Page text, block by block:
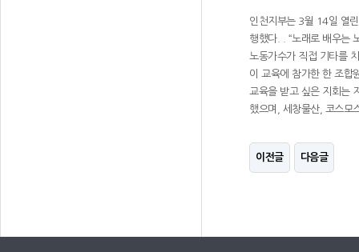
인천지부는 3월 14일 열
행했다. . “노래로 배우는
노동가수가 직접 기타를
이 교육에 참가한 한 조합
교육을 받고 싶은 지회는
했으며, 세창물산, 코스모
이전글 다음글